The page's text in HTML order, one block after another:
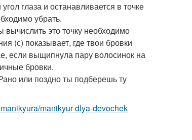
глаза и останавливается в точке
убрать.
вычислить это точку необходимо
(с) показывает, где твои бровки
если выщипнула пару волосинок на
бровки.
или поздно ты подберешь ту
manikyur-dlya-devochek